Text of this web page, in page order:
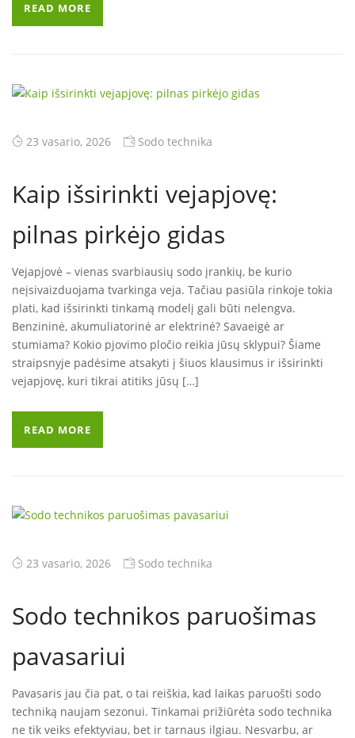
READ MORE
23 vasario, 2026 Sodo technika
Kaip išsirinkti vejapjovę:
pilnas pirkėjo gidas
Vejapjovė – vienas svarbiausių sodo įrankių, be kurio
neįsivaizduojama tvarkinga veja. Tačiau pasiūla rinkoje tokia
plati, kad išsirinkti tinkamą modelį gali būti nelengva.
Benzininė, akumuliatorinė ar elektrinė? Savaeigė ar
stumiama? Kokio pjovimo pločio reikia jūsų sklypui? Šiame
straipsnyje padėsime atsakyti į šiuos klausimus ir išsirinkti
vejapjovę, kuri tikrai atitiks jūsų […]
READ MORE
23 vasario, 2026 Sodo technika
Sodo technikos paruošimas
pavasariui
Pavasaris jau čia pat, o tai reiškia, kad laikas paruošti sodo
techniką naujam sezonui. Tinkamai prižiūrėta sodo technika
ne tik veiks efektyviau, bet ir tarnaus ilgiau. Nesvarbu, ar